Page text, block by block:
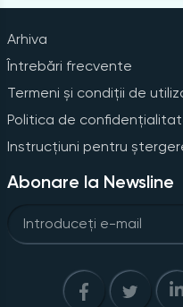
Arhiva
Întrebări frecvente
Termeni și condiții de
Politica de
Instrucțiuni pentru
Abonare la Newsline